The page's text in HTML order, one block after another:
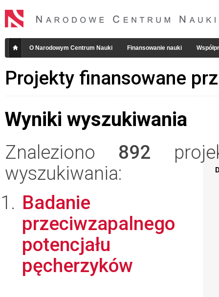
O Narodowym Centrum Nauki Finansowanie nauki
Projekty finansowane
Wyniki wyszukiwania
Znaleziono 892
wyszukiwania:
Badanie
przeciwzapalnego
potencjału
pęcherzyków